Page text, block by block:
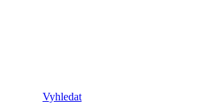
Vyhledat